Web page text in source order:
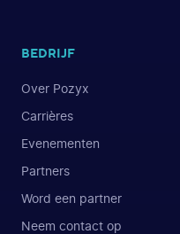
BEDRIJF
Over Pozyx
Carrières
Evenementen
Partners
Word een partner
Neem contact op